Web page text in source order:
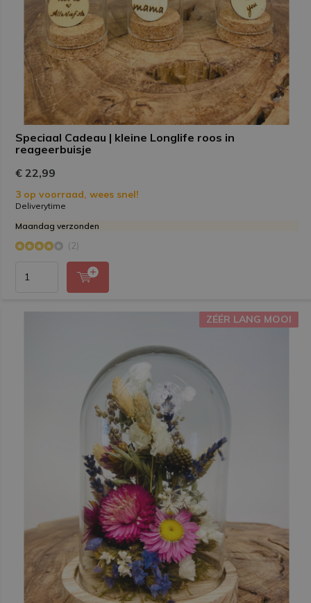
Speciaal Cadeau | kleine Longlife roos in
reageerbuisje
€ 22,99
3 op voorraad, wees snel!
Deliverytime
Maandag verzonden
(2)
ZÉÉR LANG MOOI